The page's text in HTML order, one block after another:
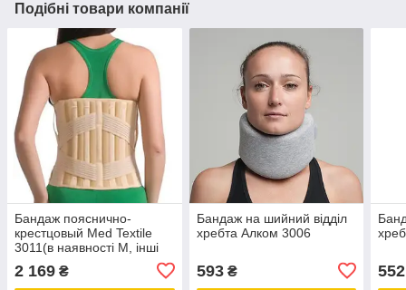
Подібні товари компанії
Бандаж пояснично-
крестцовый Med Textile
3011(в наявності М, інші
розміри під замовлення)
2 169 ₴
Бандаж на шийний відділ
хребта Алком 3006
593₴ 552